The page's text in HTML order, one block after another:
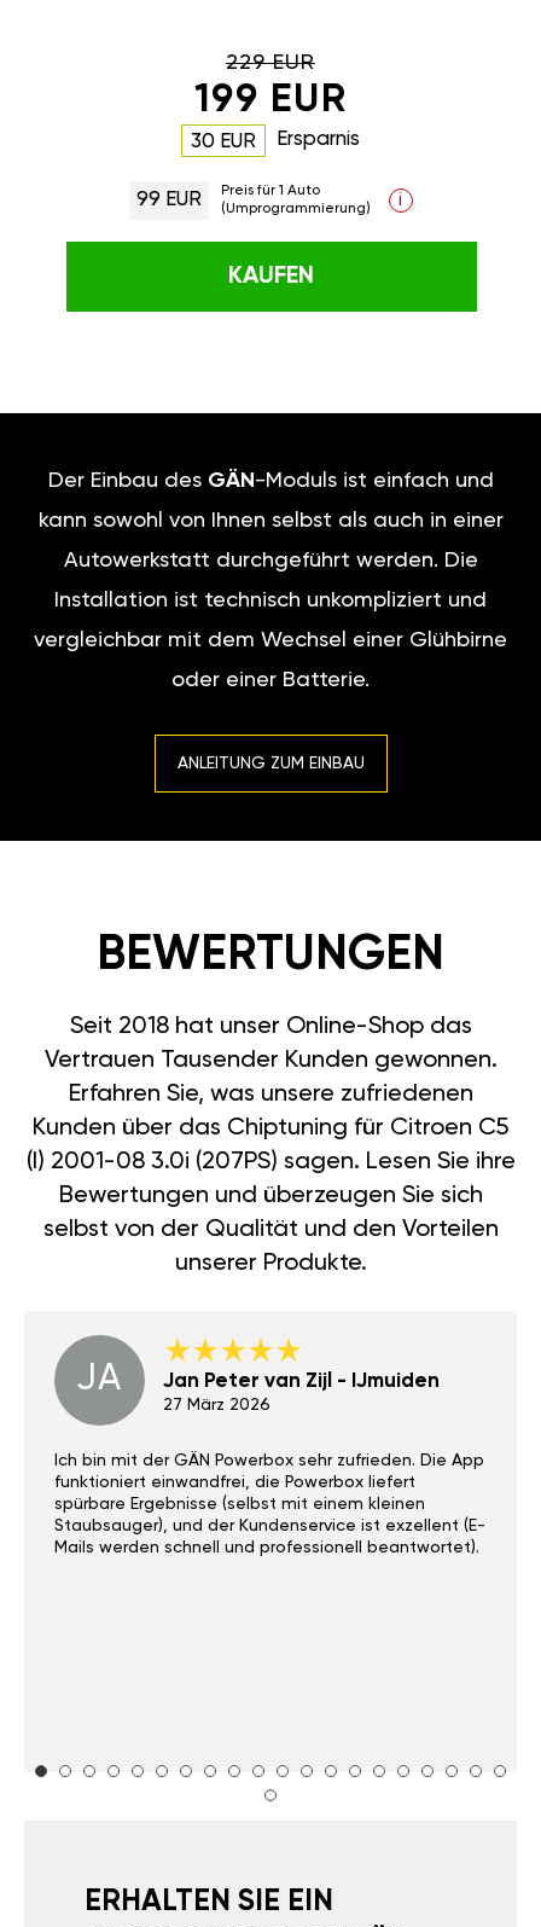
229 EUR
199 EUR
30 EUR Ersparnis
99 EUR
Preis für 1 Auto
(Umprogrammierung)
i
KAUFEN
Der Einbau des GÄN -Moduls ist einfach und
kann sowohl von Ihnen selbst als auch in einer
Autowerkstatt durchgeführt werden. Die
Installation ist technisch unkompliziert und
vergleichbar mit dem Wechsel einer Glühbirne
oder einer Batterie.
ANLEITUNG ZUM EINBAU
BEWERTUNGEN
Seit 2018 hat unser Online-Shop das
Vertrauen Tausender Kunden gewonnen.
Erfahren Sie, was unsere zufriedenen
Kunden über das Chiptuning für Citroen C5
(I) 2001-08 3.0i (207PS) sagen. Lesen Sie ihre
Bewertungen und überzeugen Sie sich
selbst von der Qualität und den Vorteilen
unserer Produkte.
JA Jan Peter van Zijl - IJmuiden
27 März 2026
Ich bin mit der GÄN Powerbox sehr zufrieden. Die App
funktioniert einwandfrei, die Powerbox liefert
spürbare Ergebnisse (selbst mit einem kleinen
Staubsauger), und der Kundenservice ist exzellent (E-
Mails werden schnell und professionell beantwortet).
ERHALTEN SIE EIN